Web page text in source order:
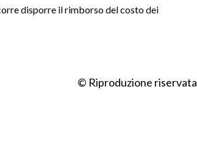
disporre il rimborso del costo dei
© Riproduzione riservata